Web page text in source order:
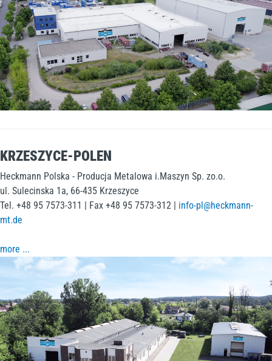
KRZESZYCE-POLEN
Heckmann Polska - Producja Metalowa i.Maszyn Sp. zo.o.
ul. Sulecinska 1a, 66-435 Krzeszyce
Tel. +48 95 7573-311 | Fax +48 95 7573-312 | info-pl@heckmann-
mt.de
more ...